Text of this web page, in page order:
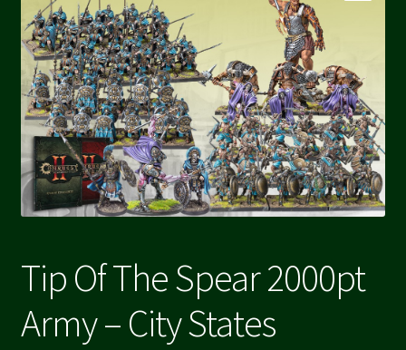
Stripe Payment Success Page
Validation de la commande
Tip Of The Spear 2000pt
Army – City States